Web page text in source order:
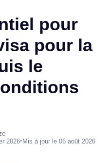
pour
pour la
le
2026•Mis à jour le 06 août 2026